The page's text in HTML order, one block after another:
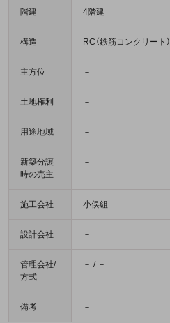
階建 4階建
構造 RC（鉄筋コンクリート）
主方位 －
土地権利 －
用途地域 －
新築分譲
時の売主
－
施工会社 小俣組
設計会社 －
管理会社/
方式
－ / －
備考 －